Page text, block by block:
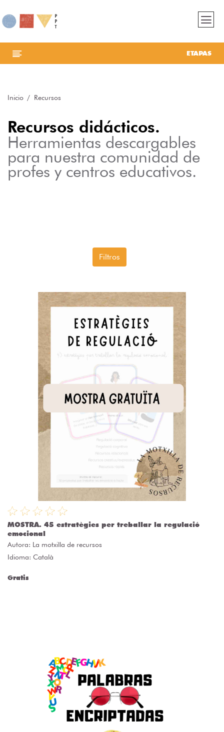
ETAPAS
Inicio Recursos
Recursos didácticos.
Herramientas descargables
para nuestra comunidad de
profes y centros educativos.
Filtros
MOSTRA. 45 estratègies per treballar la regulació
emocional
Autora: La motxilla de recursos
Idioma: Català
Gratis